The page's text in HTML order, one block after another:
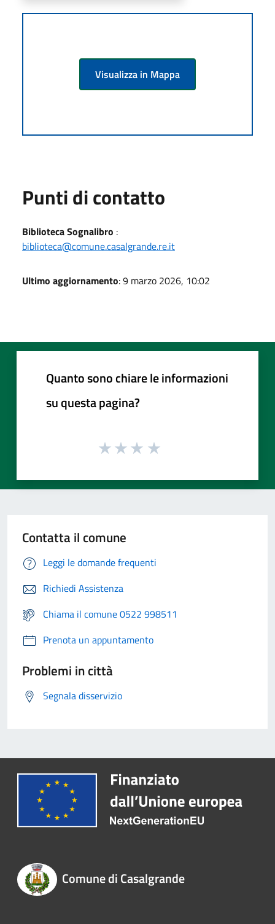
Visualizza in Mappa
Punti di contatto
Biblioteca Sognalibro :
biblioteca@comune.casalgrande.re.it
Ultimo aggiornamento: 9 marzo 2026, 10:02
Quanto sono chiare le informazioni
su questa pagina?
Contatta il comune
Leggi le domande frequenti
Richiedi Assistenza
Chiama il comune 0522 998511
Prenota un appuntamento
Problemi in città
Segnala disservizio
Comune di Casalgrande